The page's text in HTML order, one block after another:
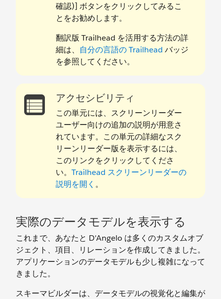
確認)] ボタンをクリックしてみるこ
とをお勧めします。
翻訳版 Trailhead を活用する方法の詳
細は、 自分の言語の Trailhead バッジ
を参照してください。
アクセシビリティ
この単元には、スクリーンリーダー
ユーザー向けの追加の説明が用意さ
れています。この単元の詳細なスク
リーンリーダー版を表示するには、
このリンクをクリックしてくださ
い。 Trailhead スクリーンリーダーの
説明を開く 。
実際のデータモデルを表示する
これまで、あなたと D'Angelo は多くのカスタムオブ
ジェクト、項目、リレーションを作成してきました。
アプリケーションのデータモデルも少し複雑になって
きました。
スキーマビルダーは、データモデルの視覚化と編集が